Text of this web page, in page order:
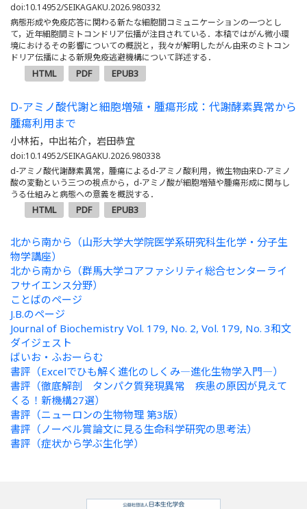
doi:10.14952/SEIKAGAKU.2026.980332
病態形成や免疫応答に関わる新たな細胞間コミュニケーションの一つとし
て，近年細胞間ミトコンドリア伝播が注目されている．本稿ではがん微小環
境におけるその影響についての概説と，我々が解明したがん由来のミトコン
ドリア伝播による新規免疫逃避機構について詳述する．
HTML PDF EPUB3
D-アミノ酸代謝と細胞増殖・腫瘍形成：代謝酵素異常から
腫瘍利用まで
小林拓，中出祐介，岩田恭宜
doi:10.14952/SEIKAGAKU.2026.980338
d-アミノ酸代謝酵素異常，腫瘍によるd-アミノ酸利用，微生物由来D-アミノ
酸の変動という三つの視点から， d-アミノ酸が細胞増殖や腫瘍形成に関与し
うる仕組みと病態への意義を概説する．
HTML PDF EPUB3
北から南から（山形大学大学院医学系研究科生化学・分子生
物学講座）
北から南から（群馬大学コアファシリティ総合センターライ
フサイエンス分野）
ことばのページ
J.B.のページ
Journal of Biochemistry Vol. 179, No. 2, Vol. 179, No. 3和文
ダイジェスト
ばいお・ふおーらむ
書評（Excelでひも解く進化のしくみ―進化生物学入門―）
書評（徹底解剖 タンパク質発現異常 疾患の原因が見えて
くる！新機構27選）
書評（ニューロンの生物物理 第3版）
書評（ノーベル賞論文に見る生命科学研究の思考法）
書評（症状から学ぶ生化学）